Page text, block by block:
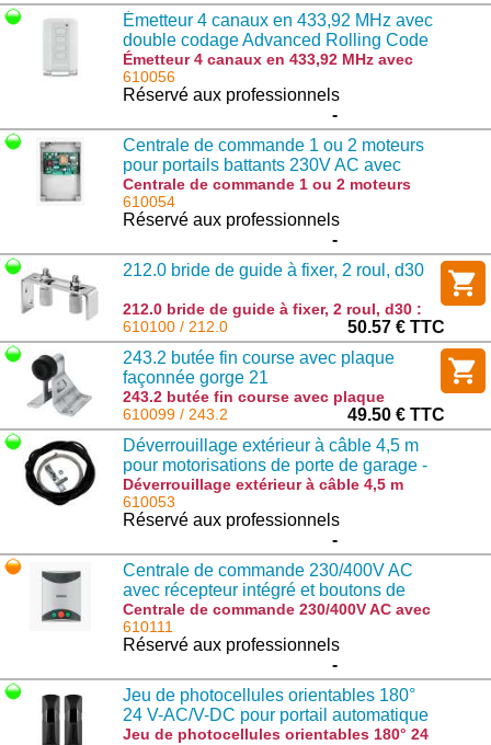
Émetteur 4 canaux en 433,92 MHz avec
double codage Advanced Rolling Code
(ARC) et Code Fixe - 9863208
Émetteur 4 canaux en 433,92 MHz avec
double codage Advanced Rolling Code
(ARC) et Code Fixe - 9863208 : IRI.TX4AK
610056
Réservé aux professionnels
-
Centrale de commande 1 ou 2 moteurs
pour portails battants 230V AC avec
récepteur intégré - 9176217
Centrale de commande 1 ou 2 moteurs
pour portails battants 230V AC avec
récepteur intégré - 9176217 : HEADY
610054
Réservé aux professionnels
-
212.0 bride de guide à fixer, 2 roul, d30
212.0 bride de guide à fixer, 2 roul, d30 :
212.0
610100 / 212.0
50.57 € TTC
243.2 butée fin course avec plaque
façonnée gorge 21
243.2 butée fin course avec plaque
façonnée gorge 21 : 243.2
610099 / 243.2
49.50 € TTC
Déverrouillage extérieur à câble 4,5 m
pour motorisations de porte de garage -
9558021
Déverrouillage extérieur à câble 4,5 m
pour motorisations de porte de garage -
9558021 : 9558021
610053
Réservé aux professionnels
-
Centrale de commande 230/400V AC
avec récepteur intégré et boutons de
commande intégrés - 917600975
Centrale de commande 230/400V AC avec
récepteur intégré et boutons de
commande intégrés - 917600975 :
610111
Réservé aux professionnels
-
Jeu de photocellules orientables 180°
24 V-AC/V-DC pour portail automatique
- 940901764
Jeu de photocellules orientables 180° 24